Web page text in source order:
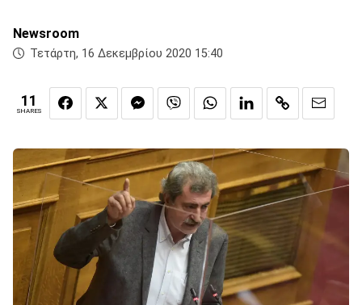
Newsroom
Τετάρτη, 16 Δεκεμβρίου 2020 15:40
11
SHARES